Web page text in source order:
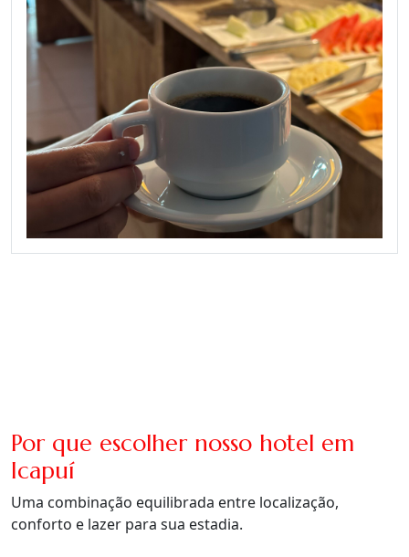
Por que escolher nosso hotel em
Icapuí
Uma combinação equilibrada entre localização,
conforto e lazer para sua estadia.